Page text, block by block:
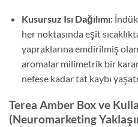
Kusursuz Isı Dağılımı:
her noktasında eşit
yapraklarına emdirilmiş olan
aromalar milimetrik bir
nefese kadar tat kaybı
Terea Amber Box ve
(Neuromarketing